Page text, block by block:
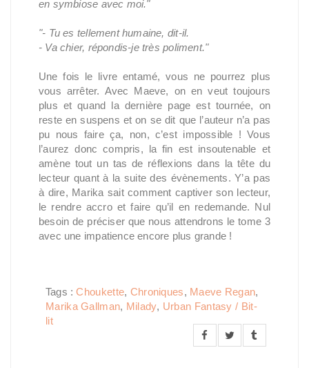
en symbiose avec moi."
"- Tu es tellement humaine, dit-il.
- Va chier, répondis-je très poliment."
Une fois le livre entamé, vous ne pourrez plus
vous arrêter. Avec Maeve, on en veut toujours
plus et quand la dernière page est tournée, on
reste en suspens et on se dit que l’auteur n’a pas
pu nous faire ça, non, c’est impossible ! Vous
l’aurez donc compris, la fin est insoutenable et
amène tout un tas de réflexions dans la tête du
lecteur quant à la suite des évènements. Y’a pas
à dire, Marika sait comment captiver son lecteur,
le rendre accro et faire qu’il en redemande. Nul
besoin de préciser que nous attendrons le tome 3
avec une impatience encore plus grande !
Tags :Choukette, Chroniques, Maeve Regan,
Marika Gallman, Milady, Urban Fantasy / Bit-
lit